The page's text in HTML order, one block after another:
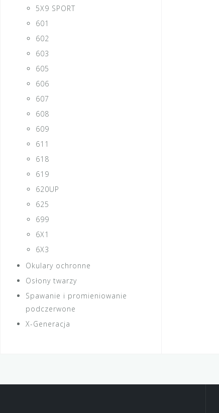
5X9 SPORT
601
602
603
605
606
607
608
609
611
618
619
620UP
625
699
6X1
6X3
Okulary ochronne
Osłony twarzy
Spawanie i promieniowanie
podczerwone
X-Generacja